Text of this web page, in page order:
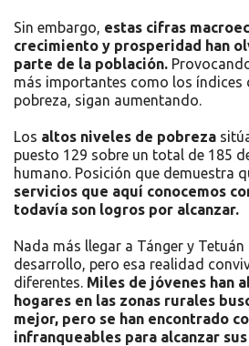
Sin embargo, estas cifras
crecimiento y prosperidad han
parte de la población.
más importantes como los índices
pobreza, sigan aumentando.
Los altos niveles de pobreza
puesto 129 sobre un total de 185
humano. Posición que demuestra
servicios que aquí conocemos
todavía son logros por alcanzar.
Nada más llegar a Tánger y
desarrollo, pero esa realidad
diferentes. Miles de jóvenes han
hogares en las zonas rurales
mejor, pero se han encontrado
infranqueables para alcanzar